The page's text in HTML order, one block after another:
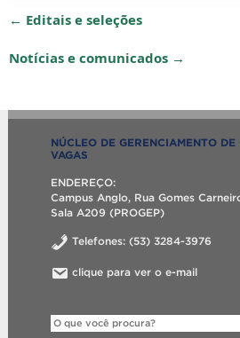
← Editais e seleções
Notícias e comunicados →
NÚCLEO DE GERENCIAMENTO DE
VAGAS
ENDEREÇO:
Campus Anglo, Rua Gomes
Sala A209 (PROGEP)
Telefones: (53) 3284-3976
clique para ver o e-mail